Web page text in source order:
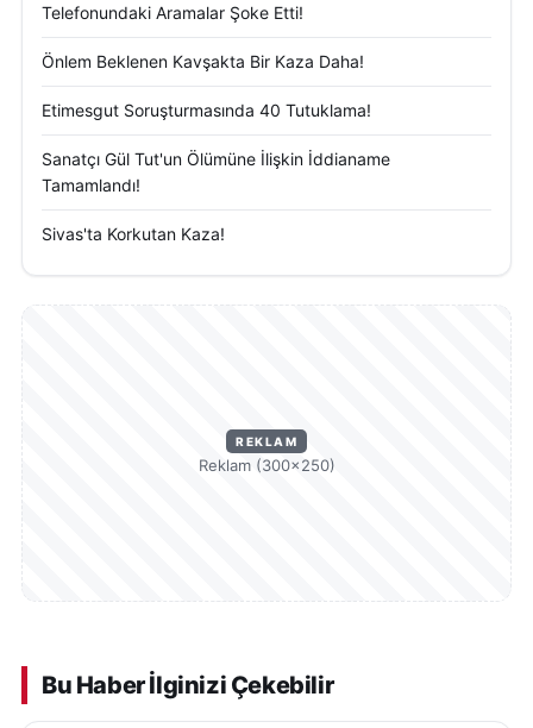
Telefonundaki Aramalar Şoke Etti!
Önlem Beklenen Kavşakta Bir Kaza Daha!
Etimesgut Soruşturmasında 40 Tutuklama!
Sanatçı Gül Tut'un Ölümüne İlişkin İddianame
Tamamlandı!
Sivas'ta Korkutan Kaza!
REKLAM
Reklam (300×250)
Bu Haber İlginizi Çekebilir